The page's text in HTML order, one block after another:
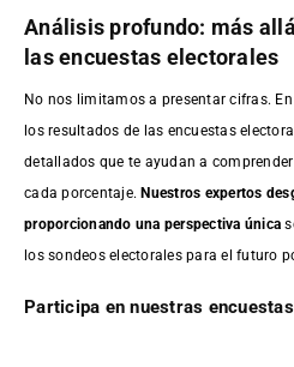
Análisis profundo: más
las encuestas electorales
No nos limitamos a presentar cifras.
los resultados de las encuestas
detallados que te ayudan a
cada porcentaje.Nuestros expertos
proporcionando una perspectiva única
los sondeos electorales para el futuro
Participa en nuestras